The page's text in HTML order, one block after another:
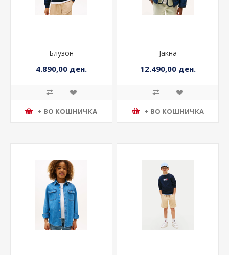
Блузон
4.890,00 ден.
+ ВО КОШНИЧКА
Јакна
12.490,00 ден.
+ ВО КОШНИЧКА